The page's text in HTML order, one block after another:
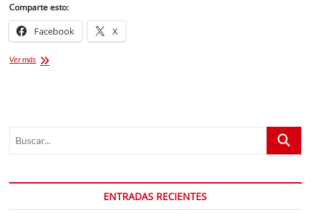
Comparte esto:
Facebook X
Ver másEncuentro
San
Ambrosio
Fecha
detalles
Buscar...
ENTRADAS RECIENTES